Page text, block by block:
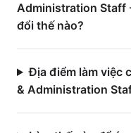
Administration Staff
đổi thế nào?
Địa điểm làm việc
& Administration